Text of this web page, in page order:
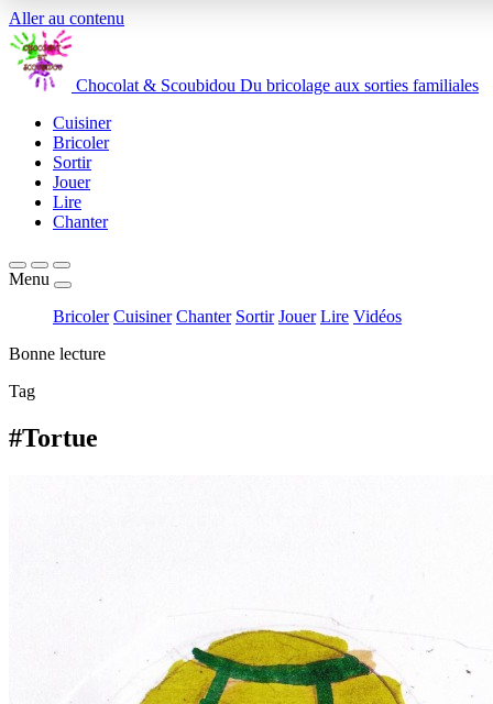
Aller au contenu
Chocolat & Scoubidou Du bricolage aux sorties familiales
Cuisiner
Bricoler
Sortir
Jouer
Lire
Chanter
Menu
Bricoler Cuisiner Chanter Sortir Jouer Lire Vidéos
Bonne lecture
Tag
#Tortue